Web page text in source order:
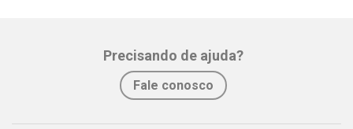
Precisando de ajuda?
Fale conosco